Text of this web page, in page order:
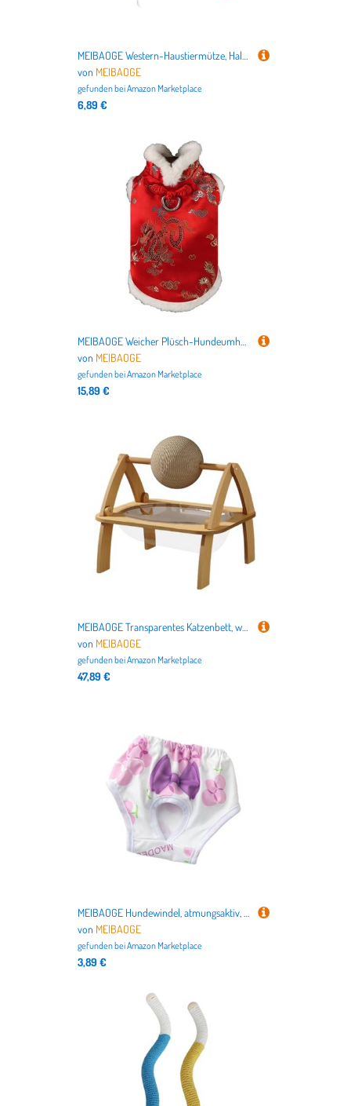
MEIBAOGE Western-Haustiermütze, Halstuch, Halsband und Hunde-Kostüm, Mütze, verstellbar, Halloween-Requisiten, Kopfbedeckung
von MEIBAOGE
gefunden beiAmazon Marketplace
6,89 €
MEIBAOGE Weicher Plüsch-Hundeumhang im chinesischen Neujahrsstil, Hundekostüm, Outdoor-Haustierjacken für Wärme und Komfort
von MEIBAOGE
gefunden beiAmazon Marketplace
15,89 €
MEIBAOGE Transparentes Katzenbett, weich, groß, erhöhtes transparentes Bett mit Holzständer, Katzen-Schlafbett, Katzen-Schlafbett, klares Bett
von MEIBAOGE
gefunden beiAmazon Marketplace
47,89 €
MEIBAOGE Hundewindel, atmungsaktiv, für Damen, Höschen, Shorts, wiederverwendbar, waschbar
von MEIBAOGE
gefunden beiAmazon Marketplace
3,89 €